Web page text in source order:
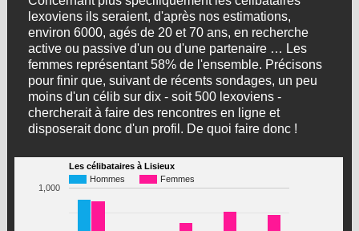
lexoviens ils seraient, d'après nos estimations,
environ 6000, agés de 20 et 70 ans, en recherche
active ou passive d'un ou d'une partenaire … Les
femmes représentant 58% de l'ensemble. Précisons
pour finir que, suivant de récents sondages, un peu
moins d'un célib sur dix - soit 500 lexoviens -
chercherait à faire des rencontres en ligne et
disposerait donc d'un profil. De quoi faire donc !
Les célibataires à Lisieux
Hommes
Femmes
1,000